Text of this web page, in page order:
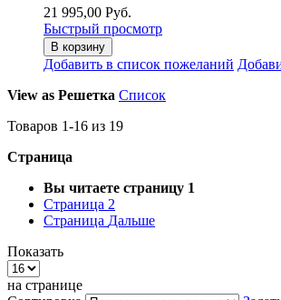
21 995,00 Руб.
Быстрый просмотр
В корзину
Добавить в список пожеланий
View as Решетка Список
Товаров 1-16 из 19
Страница
Вы читаете страницу 1
Страница 2
Страница Дальше
Показать
на странице